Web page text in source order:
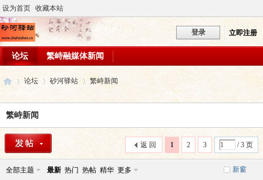
设为首页 收藏本站
登录 立即注册
论坛 繁峙融媒体新闻
论坛 砂河驿站 繁峙新闻
繁峙新闻
1 2 3 / 3 页
返 回
新窗
全部主题 最新 热门 热帖 精华 更多